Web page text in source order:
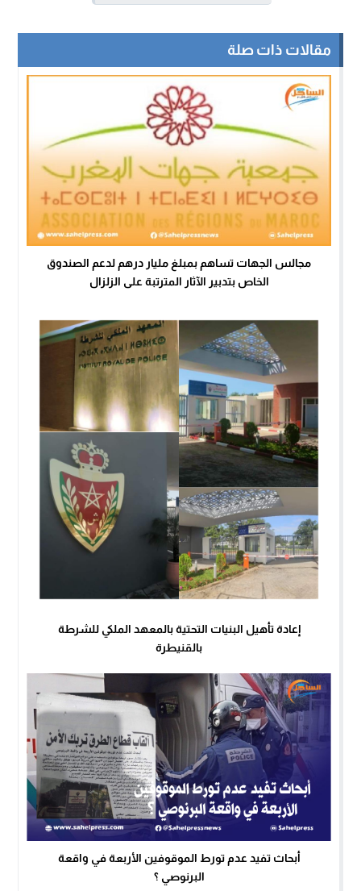
مقالات ذات صلة
مجالس الجهات تساهم بمبلغ مليار درهم لدعم الصندوق
الخاص بتدبير الآثار المترتبة على الزلزال
‫إعادة تأهيل البنيات التحتية بالمعهد الملكي للشرطة
بالقنيطرة
أبحاث تفيد عدم تورط الموقوفين الأربعة في واقعة
البرنوصي ؟